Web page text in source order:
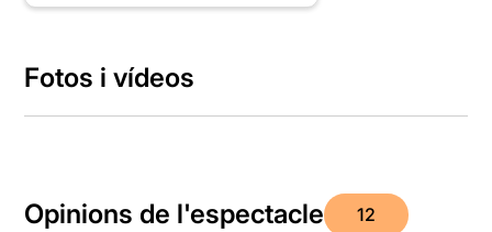
Fotos i vídeos
Opinions de l'espectacle 12